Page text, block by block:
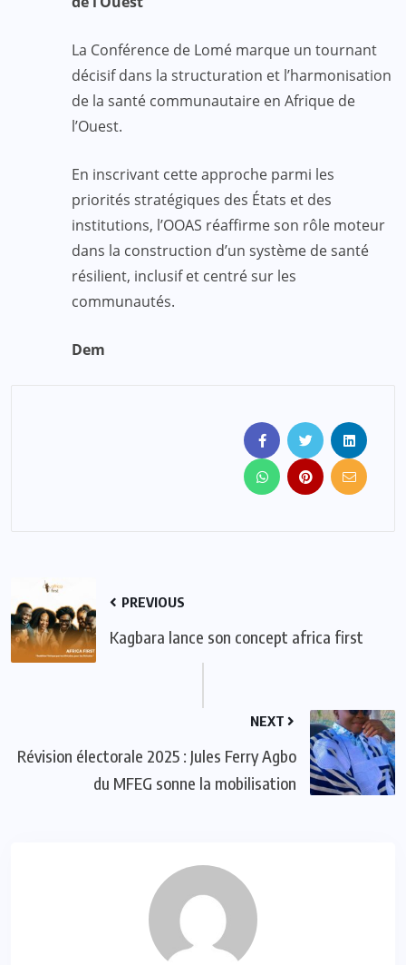
La Conférence de Lomé marque un tournant
décisif dans la structuration et l’harmonisation
de la santé communautaire en Afrique de
l’Ouest.
En inscrivant cette approche parmi les
priorités stratégiques des États et des
institutions, l’OOAS réaffirme son rôle moteur
dans la construction d’un système de santé
résilient, inclusif et centré sur les
communautés.
Dem
PREVIOUS
Kagbara lance son concept africa first
NEXT
Révision électorale 2025 : Jules Ferry Agbo
du MFEG sonne la mobilisation